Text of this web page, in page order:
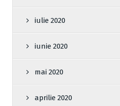
iulie 2020
iunie 2020
mai 2020
aprilie 2020